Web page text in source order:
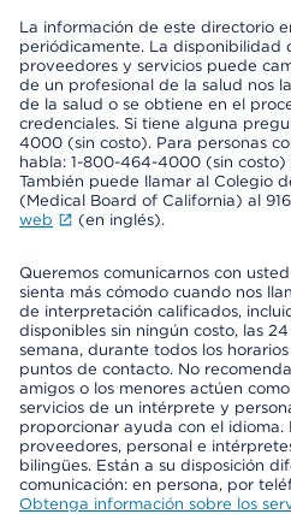
La información de este directorio
periódicamente. La disponibilidad
proveedores y servicios puede
de un profesional de la salud nos
de la salud o se obtiene en el
credenciales. Si tiene alguna
4000 (sin costo). Para personas
habla: 1-800-464-4000 (sin costo)
También puede llamar al Colegio
(Medical Board of California) al
web
(en inglés).
Queremos comunicarnos con
sienta más cómodo cuando nos
de interpretación calificados,
disponibles sin ningún costo, las
semana, durante todos los
puntos de contacto. No
amigos o los menores actúen
servicios de un intérprete y
proporcionar ayuda con el idioma.
proveedores, personal e
bilingües. Están a su disposición
comunicación: en persona, por
Obtenga información sobre los